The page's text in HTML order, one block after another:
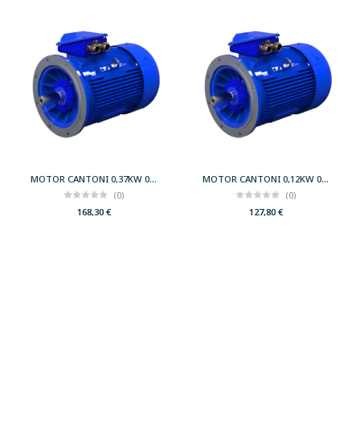
MOTOR CANTONI 0,37KW 0,50CV 3000 B5 T71 230/400 IE2
(0)
168,30€
MOTOR CANTONI 0,12KW 0,17CV 3000 B5 T56 230/400 IE2
(0)
127,80€